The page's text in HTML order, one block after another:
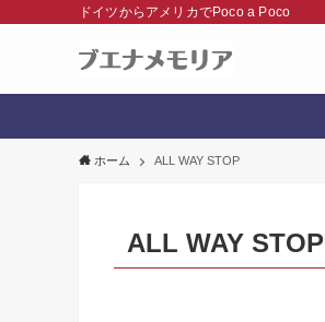
ドイツからアメリカでPoco a Poco
ホーム ALL WAY STOP
ALL WAY STOP